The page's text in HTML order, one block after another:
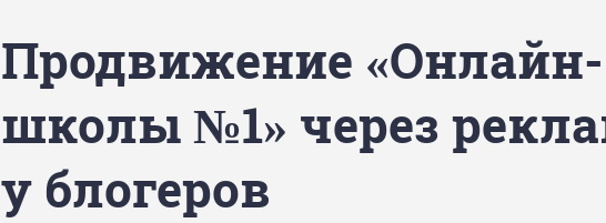
Продвижение «Онлайн-
школы №1» через
у блогеров